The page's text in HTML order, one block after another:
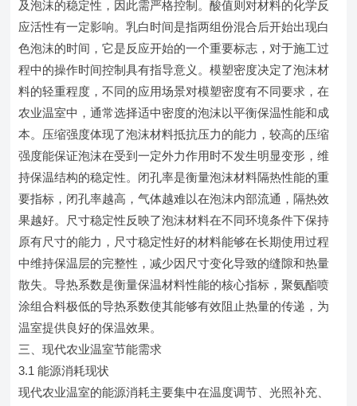
及泡沫的稳定性，因此需严格控制。酸值则对材料的化学反
应活性有一定影响。乳白时间是指两组份混合后开始出现白
色泡沫的时间，它是反应开始的一个重要标志，对于施工过
程中的操作时间控制具有指导意义。模塑密度决定了泡沫材
料的轻重程度，不同的应用场景对模塑密度有不同要求，在
农业温室中，通常选择适中密度的泡沫以平衡保温性能和成
本。压缩强度体现了泡沫材料抵抗压力的能力，较高的压缩
强度能保证泡沫在受到一定外力作用时不发生明显变形，维
持保温结构的稳定性。闭孔率是衡量泡沫材料隔热性能的重
要指标，闭孔率越高，气体越难以在泡沫内部流通，隔热效
果越好。尺寸稳定性反映了泡沫材料在不同环境条件下保持
原有尺寸的能力，尺寸稳定性好的材料能够在长期使用过程
中维持保温层的完整性，减少因尺寸变化导致的缝隙和热量
散失。导热系数是衡量保温材料性能的核心指标，聚氨酯喷
涂组合料极低的导热系数使其能够有效阻止热量的传递，为
温室提供良好的保温效果。
三、现代农业温室节能需求
3.1 能源消耗现状
现代农业温室的能源消耗主要集中在温度调节、光照补充、